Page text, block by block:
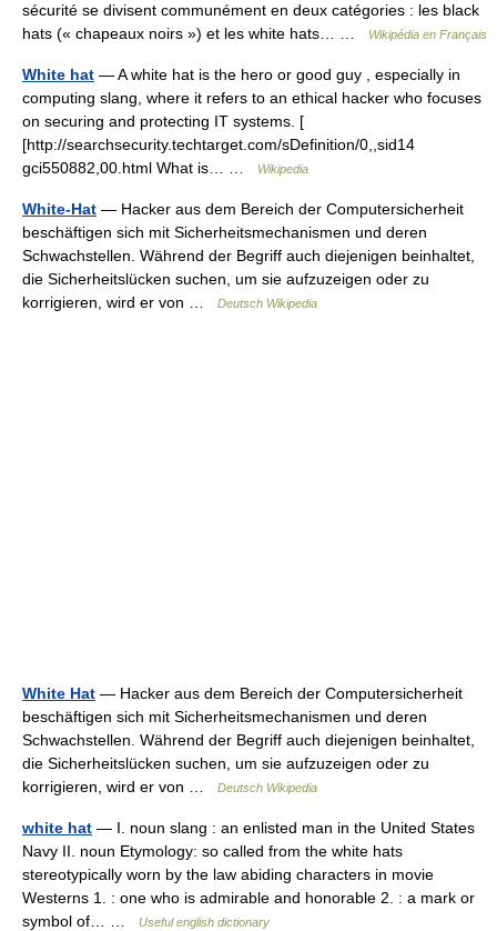
sécurité se divisent communément en deux catégories : les black
hats (« chapeaux noirs ») et les white hats… …
Wikipédia en Français
White hat — A white hat is the hero or good guy , especially in
computing slang, where it refers to an ethical hacker who focuses
on securing and protecting IT systems. [
[http://searchsecurity.techtarget.com/sDefinition/0,,sid14
gci550882,00.html What is… …
Wikipedia
White-Hat — Hacker aus dem Bereich der Computersicherheit
beschäftigen sich mit Sicherheitsmechanismen und deren
Schwachstellen. Während der Begriff auch diejenigen beinhaltet,
die Sicherheitslücken suchen, um sie aufzuzeigen oder zu
korrigieren, wird er von …
Deutsch Wikipedia
White Hat — Hacker aus dem Bereich der Computersicherheit
beschäftigen sich mit Sicherheitsmechanismen und deren
Schwachstellen. Während der Begriff auch diejenigen beinhaltet,
die Sicherheitslücken suchen, um sie aufzuzeigen oder zu
korrigieren, wird er von …
Deutsch Wikipedia
white hat — I. noun slang : an enlisted man in the United States
Navy II. noun Etymology: so called from the white hats
stereotypically worn by the law abiding characters in movie
Westerns 1. : one who is admirable and honorable 2. : a mark or
symbol of… …
Useful english dictionary